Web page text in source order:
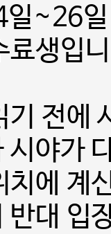
~26일
료생입
기 전에
시야가
치에 계
반대 입